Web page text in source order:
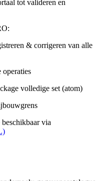
tot valideren en
& corrigeren van alle
operaties
volledige set (atom)
via